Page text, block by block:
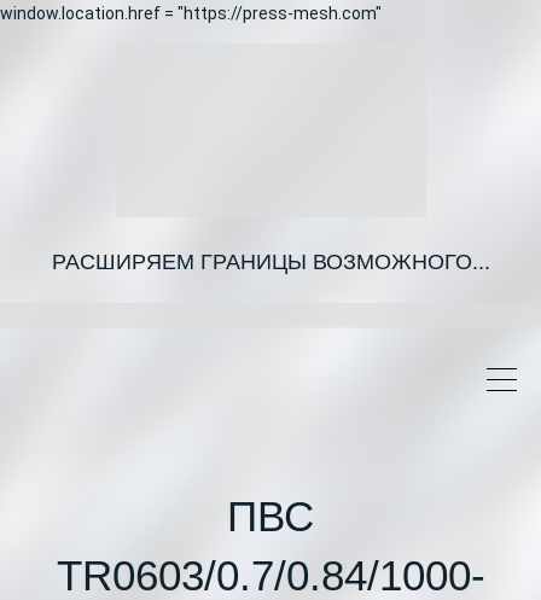
window.location.href = "https://press-mesh.com"
РАСШИРЯЕМ ГРАНИЦЫ ВОЗМОЖНОГО...
ПВС
TR0603/0.7/0.84/1000-